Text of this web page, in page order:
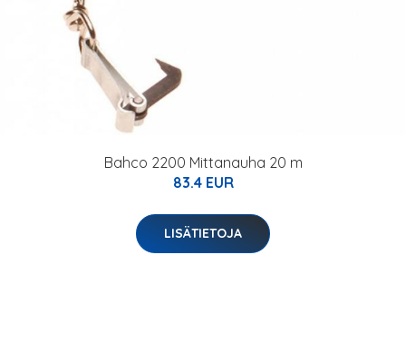
Bahco 2200 Mittanauha 20 m
83.4 EUR
LISÄTIETOJA